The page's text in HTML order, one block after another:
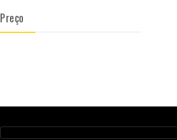
Preço